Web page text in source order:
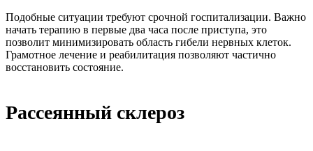
Подобные ситуации требуют срочной госпитализации. Важно
начать терапию в первые два часа после приступа, это
позволит минимизировать область гибели нервных клеток.
Грамотное лечение и реабилитация позволяют частично
восстановить состояние.
Рассеянный склероз